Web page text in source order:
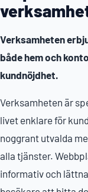
Verksamheten
både hem och
kundnöjdhet.
Verksamheten är
livet enklare för
noggrant utvalda
alla tjänster.
informativ och